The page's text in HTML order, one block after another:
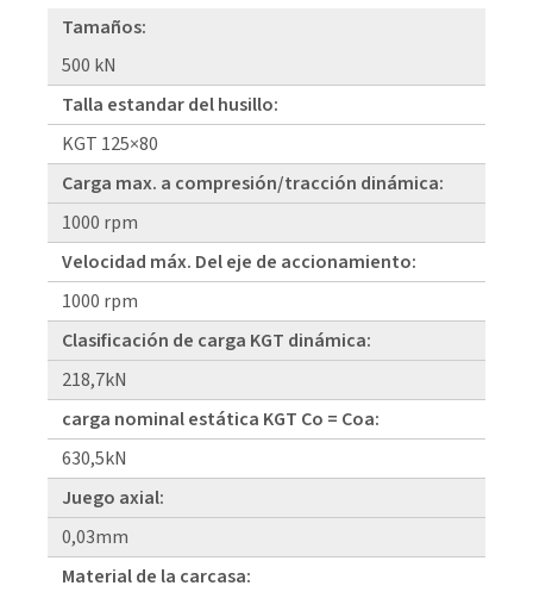
Tamaños:
500 kN
Talla estandar del husillo:
KGT 125×80
Carga max. a compresión/tracción dinámica:
1000 rpm
Velocidad máx. Del eje de accionamiento:
1000 rpm
Clasificación de carga KGT dinámica:
218,7kN
carga nominal estática KGT Co = Coa:
630,5kN
Juego axial:
0,03mm
Material de la carcasa: